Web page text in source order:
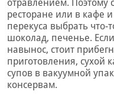
отравлением. Поэтому
ресторане или в кафе
перекуса выбрать что-
шоколад, печенье.
навынос, стоит
приготовления, сухой
супов в вакуумной
консервам.